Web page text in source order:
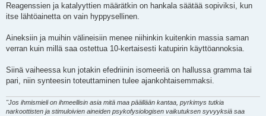
Reagenssien ja katalyyttien määrätkin on hankala säätää sopiviksi, kun
itse lähtöainetta on vain hyppysellinen.
Aineksiin ja muihin välineisiin menee niihinkin kuitenkin massia saman
verran kuin millä saa ostettua 10-kertaisesti katupirin käyttöannoksia.
Siinä vaiheessa kun jotakin efedriinin isomeeriä on hallussa gramma tai
pari, niin synteesin toteuttaminen tulee ajankohtaisemmaksi.
"Jos ihmismieli on ihmeellisin asia mitä maa päällään kantaa, pyrkimys tutkia
narkoottisten ja stimuloivien aineiden psykofysiologisen vaikutuksen syvyyksiä saa